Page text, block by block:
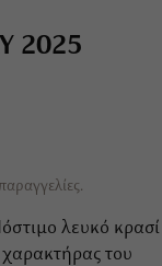
2025
λευκό κρασί
χαρακτήρας του